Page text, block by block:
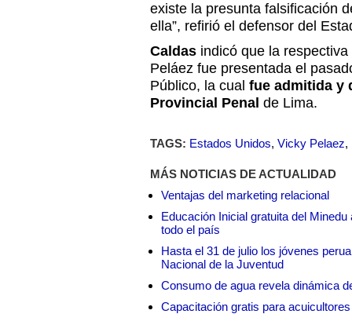
existe la presunta falsificación
ella”, refirió el defensor del
Caldas indicó que la
Peláez fue presentada el
Público, la cual fue admitida y
Provincial Penal de Lima.
TAGS: Estados Unidos, Vicky Pelaez,
MÁS NOTICIAS DE ACTUALIDAD
Ventajas del marketing relacional
Educación Inicial gratuita del
todo el país
Hasta el 31 de julio los jóvenes
Nacional de la Juventud
Consumo de agua revela dinámica
Capacitación gratis para